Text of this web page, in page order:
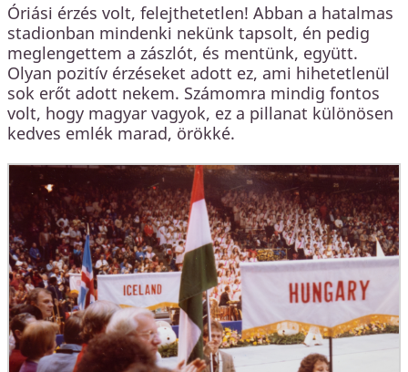
Óriási érzés volt, felejthetetlen! Abban a hatalmas
stadionban mindenki nekünk tapsolt, én pedig
meglengettem a zászlót, és mentünk, együtt.
Olyan pozitív érzéseket adott ez, ami hihetetlenül
sok erőt adott nekem. Számomra mindig fontos
volt, hogy magyar vagyok, ez a pillanat különösen
kedves emlék marad, örökké.